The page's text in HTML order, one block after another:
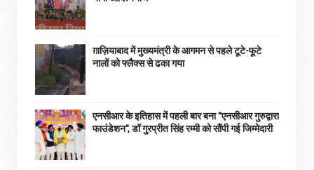
ग़ाज़ियाबाद में मुख्यमंत्री के आगमन से पहले टूटे-फूटे
नालों को फ्लैक्स से ढका गया
एनसीआर के इतिहास में पहली बार बना "एनसीआर गुरुद्वारा
फाउंडेशन", डॉ गुरप्रीत सिंह रम्मी को सौंपी गई जिम्मेदारी